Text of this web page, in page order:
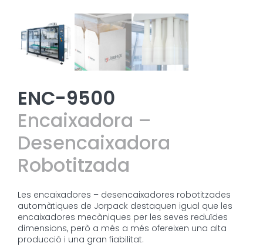
ENC-9500
Encaixadora –
Desencaixadora
Robotitzada
Les encaixadores – desencaixadores robotitzades
automàtiques de Jorpack destaquen igual que les
encaixadores mecàniques per les seves reduïdes
dimensions, però a més a més ofereixen una alta
producció i una gran fiabilitat.